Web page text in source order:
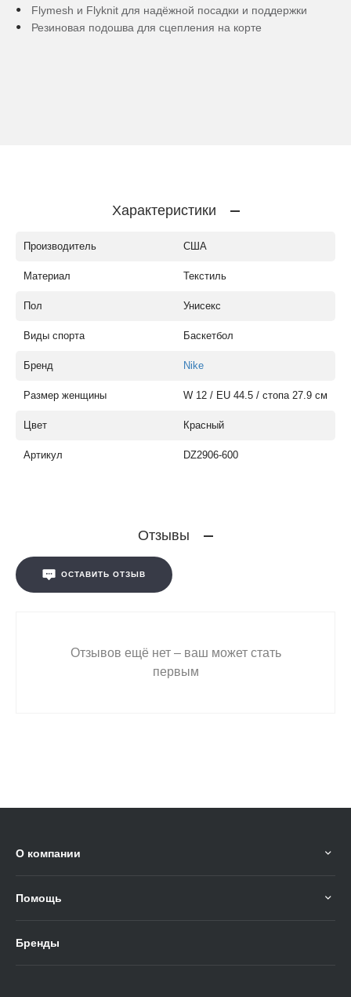
Flymesh и Flyknit для надёжной посадки и поддержки
Резиновая подошва для сцепления на корте
Характеристики
Производитель США
Материал Текстиль
Пол Унисекс
Виды спорта Баскетбол
Бренд Nike
Размер женщины W 12 / EU 44.5 / стопа 27.9 см
Цвет Красный
Артикул DZ2906-600
Отзывы
ОСТАВИТЬ ОТЗЫВ
Отзывов ещё нет – ваш может стать
первым
О компании
Помощь
Бренды